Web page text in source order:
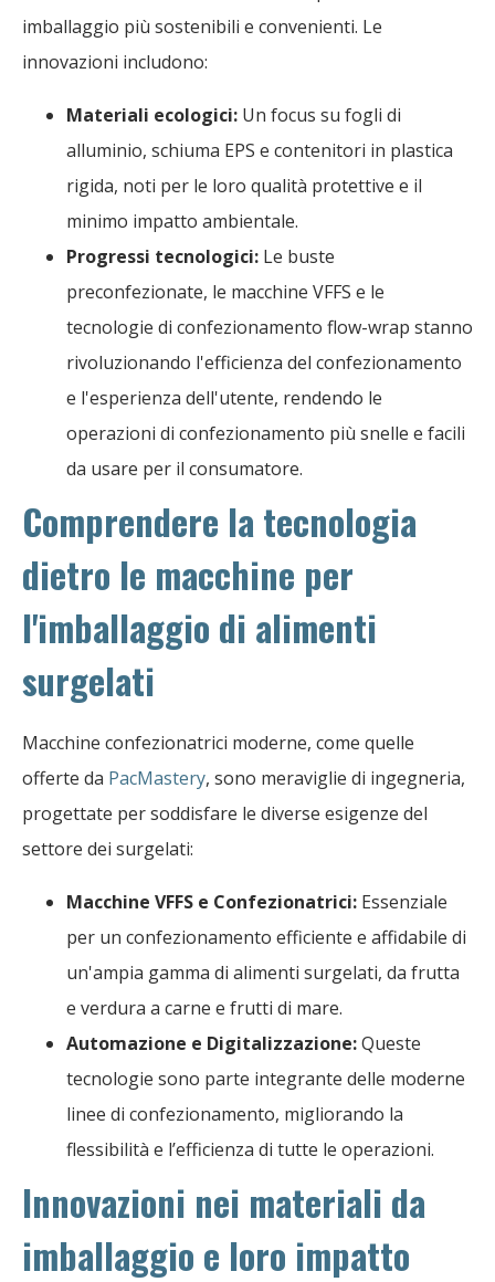
imballaggio più sostenibili e convenienti. Le
innovazioni includono:
Materiali ecologici: Un focus su fogli di
alluminio, schiuma EPS e contenitori in plastica
rigida, noti per le loro qualità protettive e il
minimo impatto ambientale.
Progressi tecnologici: Le buste
preconfezionate, le macchine VFFS e le
tecnologie di confezionamento flow-wrap stanno
rivoluzionando l'efficienza del confezionamento
e l'esperienza dell'utente, rendendo le
operazioni di confezionamento più snelle e facili
da usare per il consumatore.
Comprendere la tecnologia
dietro le macchine per
l'imballaggio di alimenti
surgelati
Macchine confezionatrici moderne, come quelle
offerte da PacMastery, sono meraviglie di ingegneria,
progettate per soddisfare le diverse esigenze del
settore dei surgelati:
Macchine VFFS e Confezionatrici: Essenziale
per un confezionamento efficiente e affidabile di
un'ampia gamma di alimenti surgelati, da frutta
e verdura a carne e frutti di mare.
Automazione e Digitalizzazione:Queste
tecnologie sono parte integrante delle moderne
linee di confezionamento, migliorando la
flessibilità e l’efficienza di tutte le operazioni.
Innovazioni nei materiali da
imballaggio e loro impatto